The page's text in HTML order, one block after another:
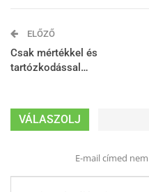
ELŐZŐ
Csak mértékkel és
tartózkodással…
VÁLASZOLJ
E-mail címed